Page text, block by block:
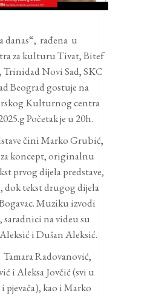
danas“, rađena u
za kulturu Tivat, Bitef
Trinidad Novi Sad, SKC
Beograd gostuje na
Kulturnog centra
Početak je u 20h.
čini Marko Grubić,
koncept, originalnu
prvog dijela predstave,
dok tekst drugog dijela
Muziku izvodi
na videu su
i Dušan Aleksić.
Radovanović,
i Aleksa Jovčić (svi u
pjevača), kao i Marko